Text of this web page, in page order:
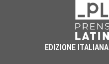
EDIZIONE ITALIANA